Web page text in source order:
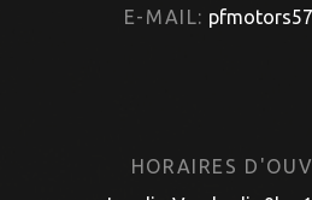
E-MAIL:
HORAIRES